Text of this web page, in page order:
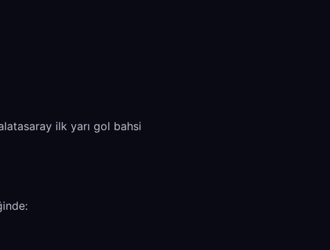
ilk yarı gol bahsi